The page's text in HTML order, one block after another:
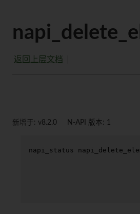
返回上层文档
新增于: v8.2.0 N-API 版本: 1
napi_status